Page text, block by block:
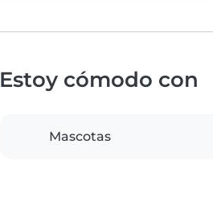
Estoy cómodo con
Mascotas